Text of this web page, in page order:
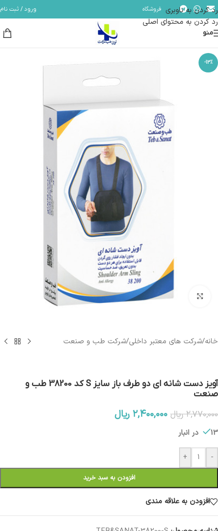
رد کردن به ناوبری
رد کردن به محتوای اصلی
مشاوره و پشتیبانی آنلاین در ایتا و روبیکا با شماره: 09358254705
فروشگاه ورود / ثبت نام
منو
-13%
بزرگنمایی تصویر
خانه/شرکت های معتبر داخلی/شرکت طب و صنعت
آویز دست شانه ای دو طرف باز سایز S کد 38200 طب و
صنعت
۲,۷۷۰,۰۰۰ریال ۲,۴۰۰,۰۰۰ ریال
13 در انبار
-
+
افزودن به سبد خرید
افزودن به علاقه مندی